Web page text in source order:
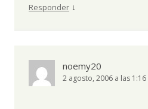
Responder ↓
noemy20
2 agosto, 2006 a las